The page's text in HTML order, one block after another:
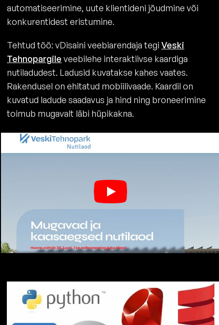
automatiseerimine, uute klientideni jõudmine või
konkurentidest eristumine.
Tehtud töö: vDisaini veebiarendaja tegi Veski
Tehnopargile veebilehe interaktiivse kaardiga
nutiladudest. Ladusid kuvatakse kahes vaates.
Rakendusel on ehitatud mobiilivaade. Kaardil on
kuvatud ladude saadavus ja hind ning broneerimine
toimub mugavalt läbi hüpikakna.